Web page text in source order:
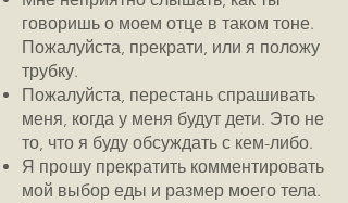
говоришь о моем отце в таком тоне.
Пожалуйста, прекрати, или я положу
трубку.
Пожалуйста, перестань спрашивать
меня, когда у меня будут дети. Это не
то, что я буду обсуждать с кем-либо.
Я прошу прекратить комментировать
мой выбор еды и размер моего тела.